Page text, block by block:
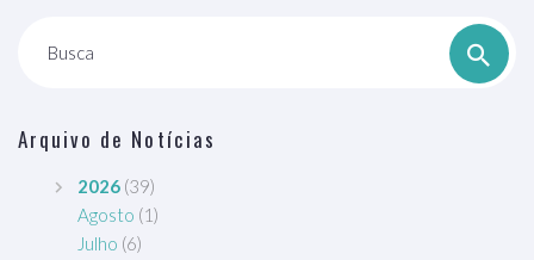
Busca
Arquivo de Notícias
2026 (39)
Agosto (1)
Julho (6)